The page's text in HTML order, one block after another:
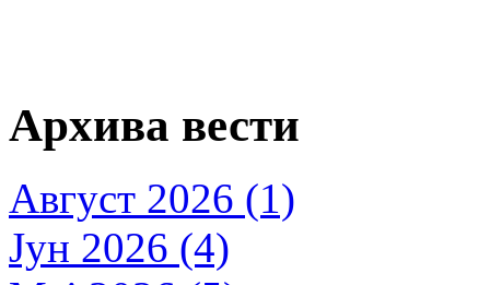
Архива вести
Август 2026 (1)
Јун 2026 (4)